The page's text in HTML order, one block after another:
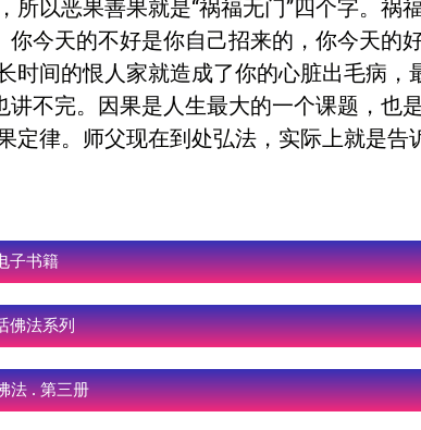
以恶果善果就是“祸福无门”四个字。祸
今天的不好是你自己招来的，你今天的
间的恨人家就造成了你的心脏出毛病，
不完。因果是人生最大的一个课题，也
律。师父现在到处弘法，实际上就是告
子书籍
佛法系列
法 . 第三册